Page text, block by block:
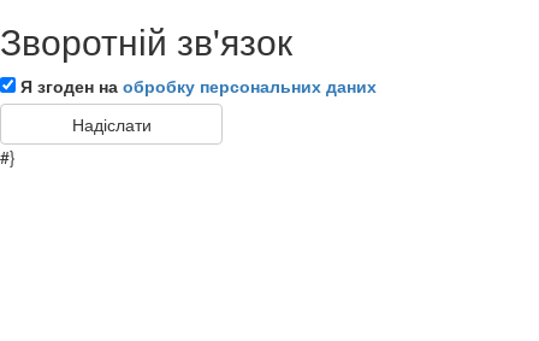
Зворотній зв'язок
Я згоден на обробку персональних даних
#}